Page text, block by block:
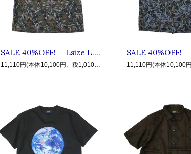
SALE 40%OFF! _ Lsize L.I.F.E #7 HPC ◆ LIVE IN FAB EARTH リブインファブアース : 半袖ヘンプコットン リーフ柄シャツ Green
11,110円(本体10,100円、税1,010円)